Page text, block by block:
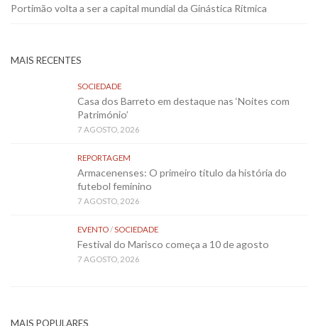
Portimão volta a ser a capital mundial da Ginástica Rítmica
MAIS RECENTES
SOCIEDADE
Casa dos Barreto em destaque nas ‘Noites com
Património’
7 AGOSTO, 2026
REPORTAGEM
Armacenenses: O primeiro título da história do
futebol feminino
7 AGOSTO, 2026
EVENTO/SOCIEDADE
Festival do Marisco começa a 10 de agosto
7 AGOSTO, 2026
MAIS POPULARES